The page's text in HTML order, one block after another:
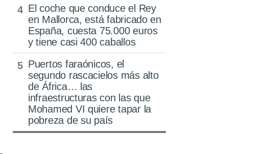
El coche que conduce el Rey
en Mallorca, está fabricado en
España, cuesta 75.000 euros
y tiene casi 400 caballos
Puertos faraónicos, el
segundo rascacielos más alto
de África… las
infraestructuras con las que
Mohamed VI quiere tapar la
pobreza de su país